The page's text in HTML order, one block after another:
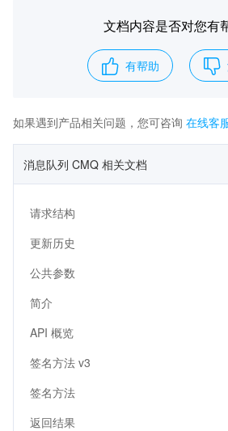
文档内容是否对您有
有帮助
如果遇到产品相关问题，您可咨询 在线客
消息队列 CMQ 相关文档
请求结构
更新历史
公共参数
简介
API 概览
签名方法 v3
签名方法
返回结果